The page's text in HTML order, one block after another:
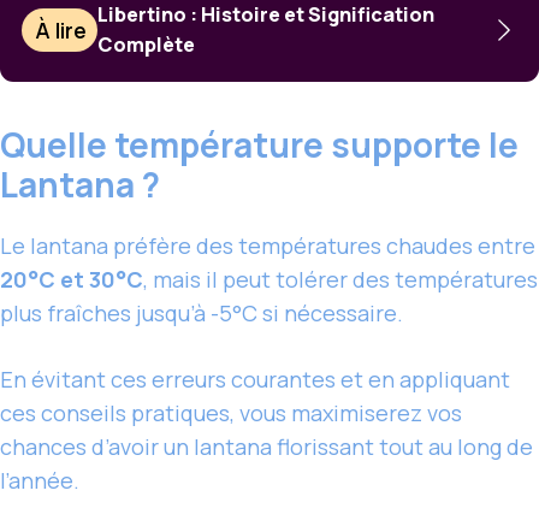
À lire
Libertino : Histoire et Signification
Complète
Quelle température supporte le
Lantana ?
Le lantana préfère des températures chaudes entre
20°C et 30°C, mais il peut tolérer des températures
plus fraîches jusqu’à -5°C si nécessaire.
En évitant ces erreurs courantes et en appliquant
ces conseils pratiques, vous maximiserez vos
chances d’avoir un lantana florissant tout au long de
l’année.